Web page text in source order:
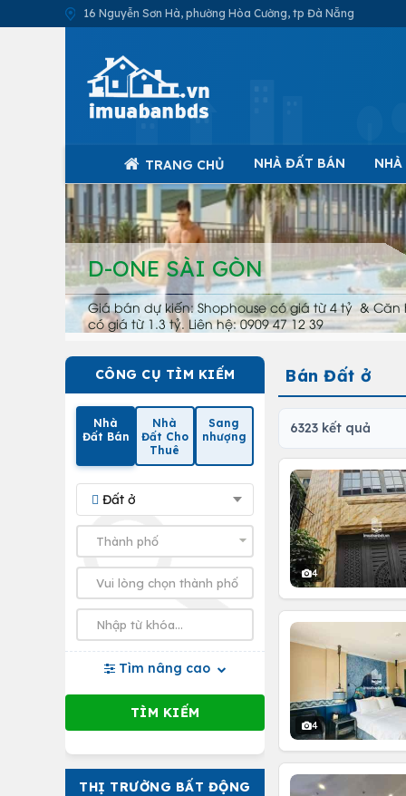
16 Nguyễn Sơn Hà, phường Hòa Cường, tp Đà Nẵng
TRANG CHỦ NHÀ ĐẤT BÁN
D-ONE SÀI GÒN
Giá bán dự kiến: Shophouse có giá từ 4 tỷ & Căn
có giá từ 1.3 tỷ. Liên hệ: 0909 47 12 39
CÔNG CỤ TÌM KIẾM
Nhà
Đất Bán
Nhà
Đất Cho
Thuê
Sang
nhượng
Đất ở
Tìm nâng cao
THỊ TRƯỜNG BẤT ĐỘNG
Bán Đất ở
6323 kết quả
4
4